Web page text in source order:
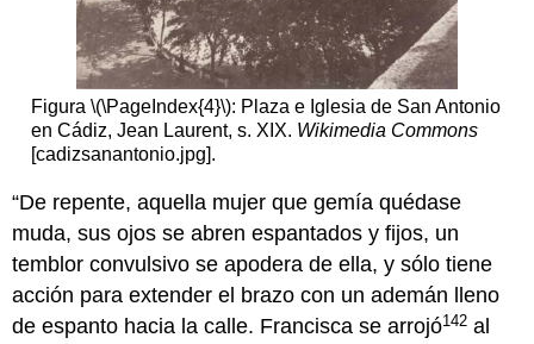
Figura \(\PageIndex{4}\): Plaza e Iglesia de San Antonio
en Cádiz, Jean Laurent, s. XIX. Wikimedia Commons
[cadizsanantonio.jpg].
“De repente, aquella mujer que gemía quédase
muda, sus ojos se abren espantados y fijos, un
temblor convulsivo se apodera de ella, y sólo tiene
acción para extender el brazo con un ademán lleno
de espanto hacia la calle. Francisca se arrojó142 al